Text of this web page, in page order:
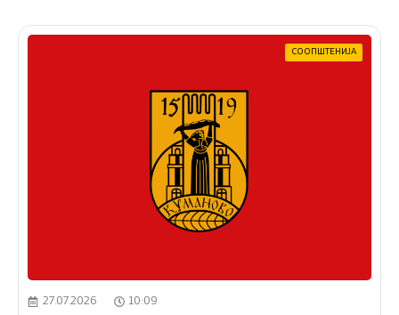
СООПШТЕНИЈА
27.07.2026 10:09